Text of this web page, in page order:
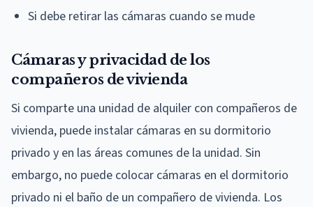
Si debe retirar las cámaras cuando se mude
Cámaras y privacidad de los
compañeros de vivienda
Si comparte una unidad de alquiler con compañeros de
vivienda, puede instalar cámaras en su dormitorio
privado y en las áreas comunes de la unidad. Sin
embargo, no puede colocar cámaras en el dormitorio
privado ni el baño de un compañero de vivienda. Los